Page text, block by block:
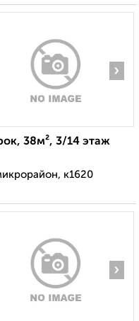
›
38м², 3/14 этаж
к1620
›